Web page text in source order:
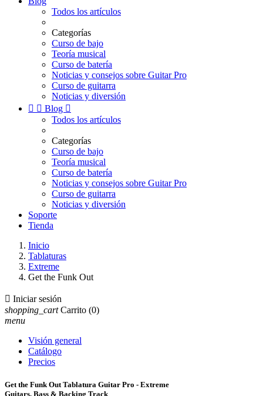
Todos los artículos
Categorías
Curso de bajo
Teoría musical
Curso de batería
Noticias y consejos sobre Guitar Pro
Curso de guitarra
Noticias y diversión
  Blog 
Todos los artículos
Categorías
Curso de bajo
Teoría musical
Curso de batería
Noticias y consejos sobre Guitar Pro
Curso de guitarra
Noticias y diversión
Soporte
Tienda
Inicio
Tablaturas
Extreme
Get the Funk Out
 Iniciar sesión
shopping_cart Carrito (0)
menu
Visión general
Catálogo
Precios
Get the Funk Out Tablatura Guitar Pro - Extreme
Guitars, Bass & Backing Track